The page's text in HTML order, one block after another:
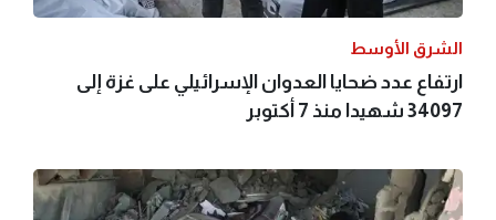
الشرق الأوسط
ارتفاع عدد ضحايا العدوان الإسرائيلي على غزة إلى
34097 شهيدا منذ 7 أكتوبر